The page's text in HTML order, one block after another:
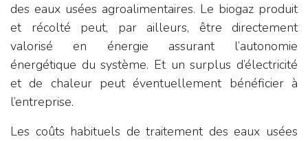
des eaux usées agroalimentaires. Le biogaz produit
et récolté peut, par ailleurs, être directement
valorisé en énergie assurant l’autonomie
énergétique du système. Et un surplus d’électricité
et de chaleur peut éventuellement bénéficier à
l’entreprise.
Les coûts habituels de traitement des eaux usées